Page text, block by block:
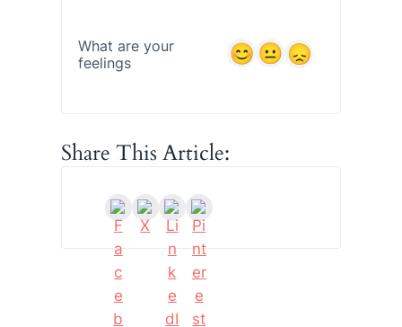
What are your
feelings
Share This Article: